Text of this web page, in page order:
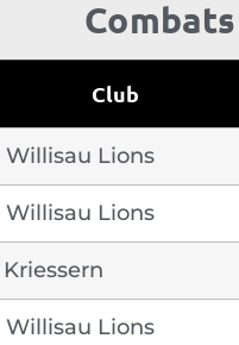
Club
Willisau Lions
Willisau Lions
Kriessern
Willisau Lions